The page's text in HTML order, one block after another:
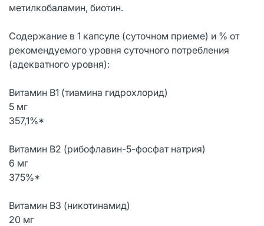
метилкобаламин, биотин.
Содержание в 1 капсуле (суточном приеме) и % от
рекомендуемого уровня суточного потребления
(адекватного уровня):
Витамин В1 (тиамина гидрохлорид)
5 мг
357,1%*
Витамин В2 (рибофлавин-5-фосфат натрия)
6 мг
375%*
Витамин В3 (никотинамид)
20 мг